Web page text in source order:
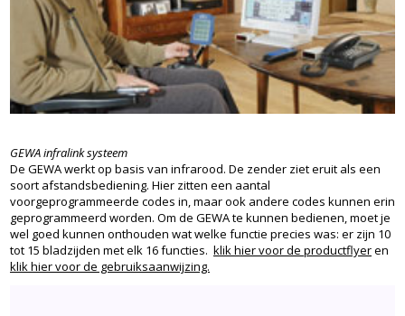
GEWA infralink systeem
De GEWA werkt op basis van infrarood. De zender ziet eruit als een
soort afstandsbediening. Hier zitten een aantal
voorgeprogrammeerde codes in, maar ook andere codes kunnen erin
geprogrammeerd worden. Om de GEWA te kunnen bedienen, moet je
wel goed kunnen onthouden wat welke functie precies was: er zijn 10
tot 15 bladzijden met elk 16 functies. klik hier voor de productflyeren
klik hier voor de gebruiksaanwijzing.